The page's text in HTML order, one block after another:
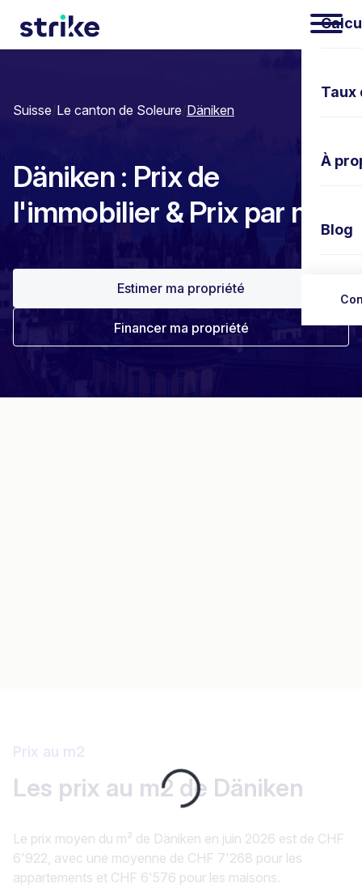
À
Blog
Suisse/Le canton de Soleure/Däniken
Däniken : Prix de
l'immobilier & Prix par m²
Estimer ma propriété
Financer ma propriété
Loading...
Prix au m2
Les prix au m2 de Däniken
Le prix moyen du m² de Däniken en juin 2026 est de CHF
6'922, avec une moyenne de CHF 7'268 pour les
appartements et CHF 6'576 pour les maisons.